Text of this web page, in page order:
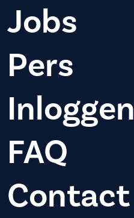
Jobs
Pers
Inloggen
FAQ
Contact